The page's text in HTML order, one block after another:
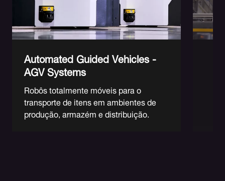
Automated Guided Vehicles -
AGV Systems
Robôs totalmente móveis para o
transporte de itens em ambientes de
produção, armazém e distribuição.